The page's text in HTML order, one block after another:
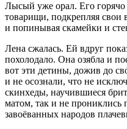
Лысый уже орал. Его
товарищи, подкрепляя свои
и попинывая скамейки и
Лена сжалась. Ей вдруг
похолодало. Она озябла и
вот эти детины, дожив до
и не осознали, что не
скинхеды, научившиеся
матом, так и не прониклись
завоёванных народов